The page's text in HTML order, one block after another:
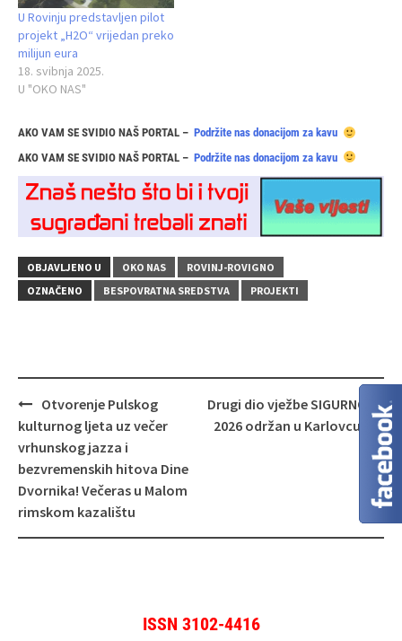
U Rovinju predstavljen pilot
projekt „H2O“ vrijedan preko
milijun eura
18. svibnja 2025.
U "OKO NAS"
AKO VAM SE SVIDIO NAŠ PORTAL – Podržite nas donacijom za kavu
AKO VAM SE SVIDIO NAŠ PORTAL – Podržite nas donacijom za kavu
OBJAVLJENO U OKO NAS
ROVINJ-ROVIGNO
OZNAČENO
BESPOVRATNA SREDSTVA PROJEKTI
Navigacija
objava
Otvorenje Pulskog
kulturnog ljeta uz večer
vrhunskog jazza i
bezvremenskih hitova Dine
Dvornika! Večeras u Malom
rimskom kazalištu
Drugi dio vježbe SIGURNOST
2026 održan u Karlovcu
ISSN 3102-4416